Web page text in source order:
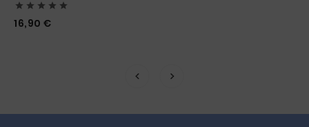
    
16,90 €